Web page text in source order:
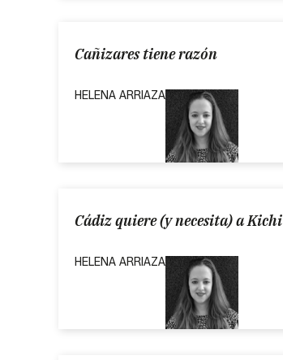
Cañizares tiene razón
HELENA ARRIAZA
Cádiz quiere (y necesita) a Kichi
HELENA ARRIAZA